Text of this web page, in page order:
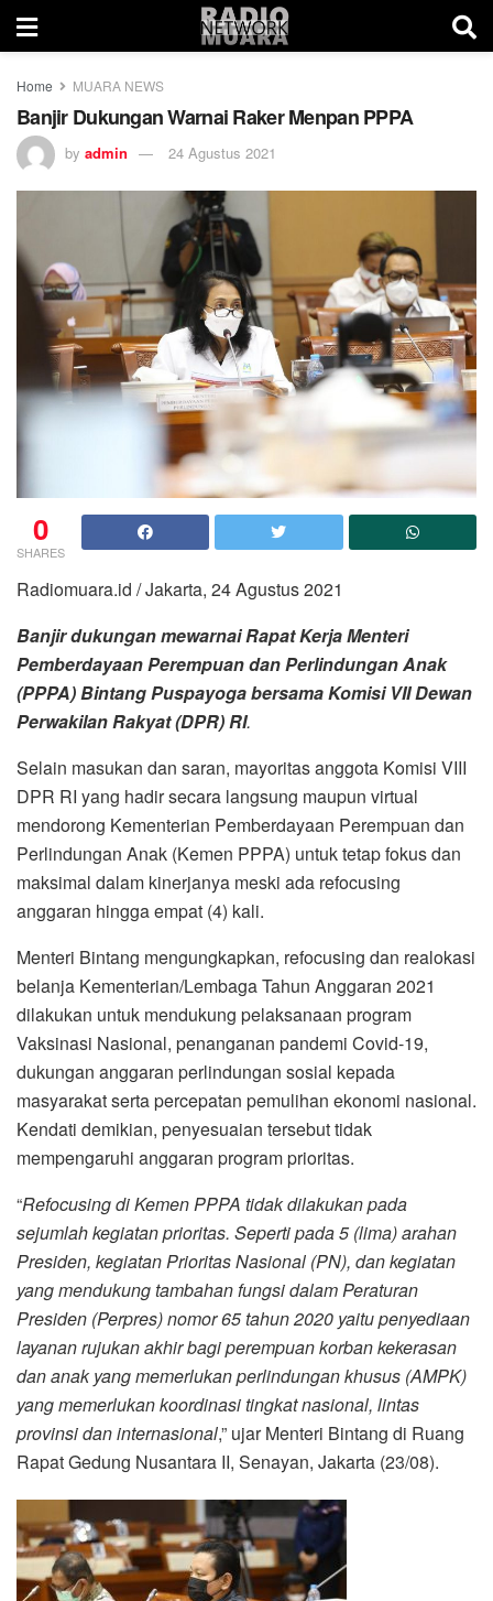
Home MUARA NEWS
Banjir Dukungan Warnai Raker Menpan PPPA
by admin 24 Agustus 2021
0
SHARES
Radiomuara.id / Jakarta, 24 Agustus 2021
Banjir dukungan mewarnai Rapat Kerja Menteri
Pemberdayaan Perempuan dan Perlindungan Anak
(PPPA) Bintang Puspayoga bersama Komisi VII Dewan
Perwakilan Rakyat (DPR) RI.
Selain masukan dan saran, mayoritas anggota Komisi VIII
DPR RI yang hadir secara langsung maupun virtual
mendorong Kementerian Pemberdayaan Perempuan dan
Perlindungan Anak (Kemen PPPA) untuk tetap fokus dan
maksimal dalam kinerjanya meski ada refocusing
anggaran hingga empat (4) kali.
Menteri Bintang mengungkapkan, refocusing dan realokasi
belanja Kementerian/Lembaga Tahun Anggaran 2021
dilakukan untuk mendukung pelaksanaan program
Vaksinasi Nasional, penanganan pandemi Covid-19,
dukungan anggaran perlindungan sosial kepada
masyarakat serta percepatan pemulihan ekonomi nasional.
Kendati demikian, penyesuaian tersebut tidak
mempengaruhi anggaran program prioritas.
“Refocusing di Kemen PPPA tidak dilakukan pada
sejumlah kegiatan prioritas. Seperti pada 5 (lima) arahan
Presiden, kegiatan Prioritas Nasional (PN), dan kegiatan
yang mendukung tambahan fungsi dalam Peraturan
Presiden (Perpres) nomor 65 tahun 2020 yaitu penyediaan
layanan rujukan akhir bagi perempuan korban kekerasan
dan anak yang memerlukan perlindungan khusus (AMPK)
yang memerlukan koordinasi tingkat nasional, lintas
provinsi dan internasional,” ujar Menteri Bintang di Ruang
Rapat Gedung Nusantara II, Senayan, Jakarta (23/08).